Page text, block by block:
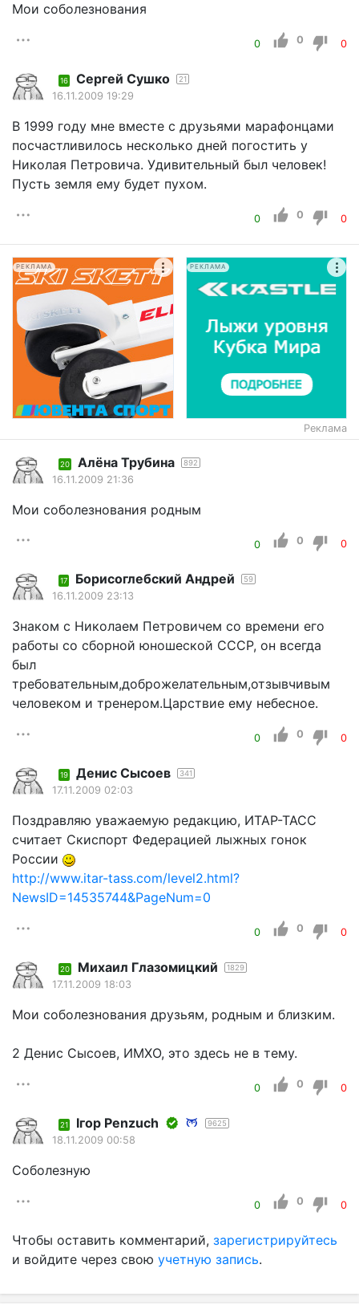
Мои соболезнования
0 0 0
16 Сергей Сушко 21
16.11.2009 19:29
В 1999 году мне вместе с друзьями марафонцами
посчастливилось несколько дней погостить у
Николая Петровича. Удивительный был человек!
Пусть земля ему будет пухом.
0 0 0
РЕКЛАМА РЕКЛАМА
Реклама
20 Алёна Трубина 892
16.11.2009 21:36
Мои соболезнования родным
0 0 0
17 Борисоглебский Андрей 59
16.11.2009 23:13
Знаком с Николаем Петровичем со времени его
работы со сборной юношеской СССР, он всегда
был
требовательным,доброжелательным,отзывчивым
человеком и тренером.Царствие ему небесное.
0 0 0
19 Денис Сысоев 341
17.11.2009 02:03
Поздравляю уважаемую редакцию, ИТАР-ТАСС
считает Скиспорт Федерацией лыжных гонок
России
http://www.itar-tass.com/level2.html?
NewsID=14535744&PageNum=0
0 0 0
20 Михаил Глазомицкий 1829
17.11.2009 18:03
Мои соболезнования друзьям, родным и близким.
2 Денис Сысоев, ИМХО, это здесь не в тему.
0 0 0
21 Iгор Penzuch 9625
18.11.2009 00:58
Соболезную
0 0 0
Чтобы оставить комментарий, зарегистрируйтесь
и войдите через свою учетную запись.